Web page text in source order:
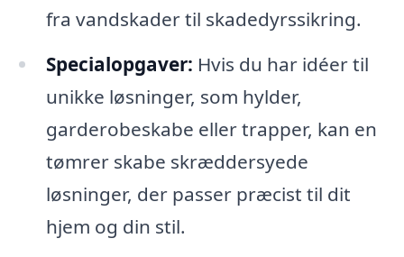
fra vandskader til skadedyrssikring.
Specialopgaver: Hvis du har idéer til
unikke løsninger, som hylder,
garderobeskabe eller trapper, kan en
tømrer skabe skræddersyede
løsninger, der passer præcist til dit
hjem og din stil.